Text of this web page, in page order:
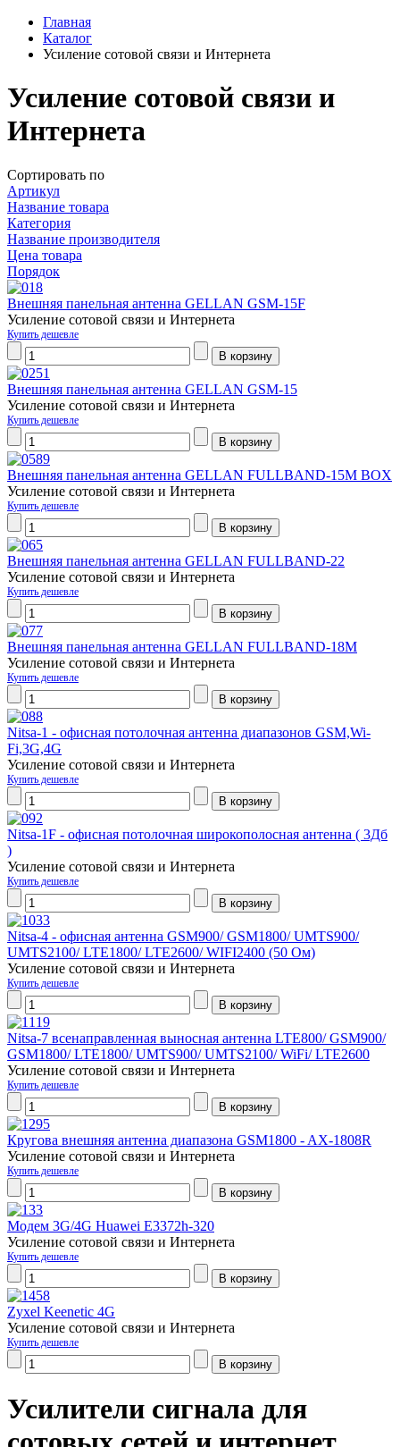
Главная
Каталог
Усиление сотовой связи и Интернета
Усиление сотовой связи и
Интернета
Сортировать по
Артикул
Название товара
Категория
Название производителя
Цена товара
Порядок
Внешняя панельная антенна GELLAN GSM-15F
Усиление сотовой связи и Интернета
Купить дешевле
Внешняя панельная антенна GELLAN GSM-15
Усиление сотовой связи и Интернета
Купить дешевле
Внешняя панельная антенна GELLAN FULLBAND-15M BOX
Усиление сотовой связи и Интернета
Купить дешевле
Внешняя панельная антенна GELLAN FULLBAND-22
Усиление сотовой связи и Интернета
Купить дешевле
Внешняя панельная антенна GELLAN FULLBAND-18M
Усиление сотовой связи и Интернета
Купить дешевле
Nitsa-1 - офисная потолочная антенна диапазонов GSM,Wi-
Fi,3G,4G
Усиление сотовой связи и Интернета
Купить дешевле
Nitsa-1F - офисная потолочная широкополосная антенна ( 3Дб
)
Усиление сотовой связи и Интернета
Купить дешевле
Nitsa-4 - офисная антенна GSM900/ GSM1800/ UMTS900/
UMTS2100/ LTE1800/ LTE2600/ WIFI2400 (50 Ом)
Усиление сотовой связи и Интернета
Купить дешевле
Nitsa-7 всенаправленная выносная антенна LTE800/ GSM900/
GSM1800/ LTE1800/ UMTS900/ UMTS2100/ WiFi/ LTE2600
Усиление сотовой связи и Интернета
Купить дешевле
Кругова внешняя антенна диапазона GSM1800 - AX-1808R
Усиление сотовой связи и Интернета
Купить дешевле
Модем 3G/4G Huawei E3372h-320
Усиление сотовой связи и Интернета
Купить дешевле
Zyxel Keenetic 4G
Усиление сотовой связи и Интернета
Купить дешевле
Усилители сигнала для